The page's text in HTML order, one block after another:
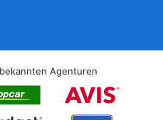
Agenturen